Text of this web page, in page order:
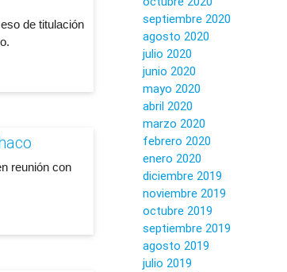
de titulación
reunión con
septiembre 2020
agosto 2020
julio 2020
junio 2020
mayo 2020
abril 2020
marzo 2020
febrero 2020
enero 2020
diciembre 2019
noviembre 2019
octubre 2019
septiembre 2019
agosto 2019
julio 2019